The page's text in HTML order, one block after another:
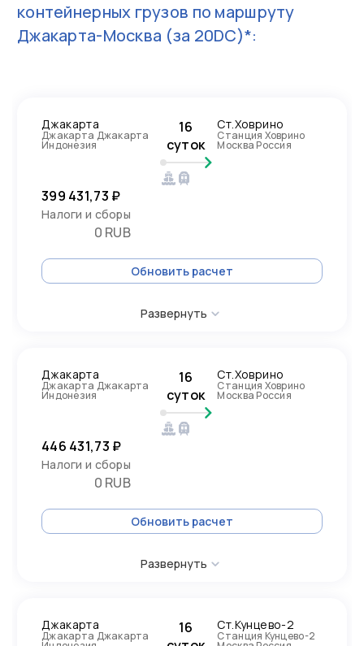
контейнерных грузов по маршруту
Джакарта-Москва (за 20DC)*:
Джакарта
Джакарта Джакарта
Индонезия
16
суток
Ст.Ховрино
Станция Ховрино
Москва Россия
399 431,73 ₽
Налоги и сборы
0 RUB
Обновить расчет
Развернуть
Джакарта
Джакарта Джакарта
Индонезия
16
суток
Ст.Ховрино
Станция Ховрино
Москва Россия
446 431,73 ₽
Налоги и сборы
0 RUB
Обновить расчет
Развернуть
Джакарта
Джакарта Джакарта
16
Ст.Кунцево-2
Станция Кунцево-2